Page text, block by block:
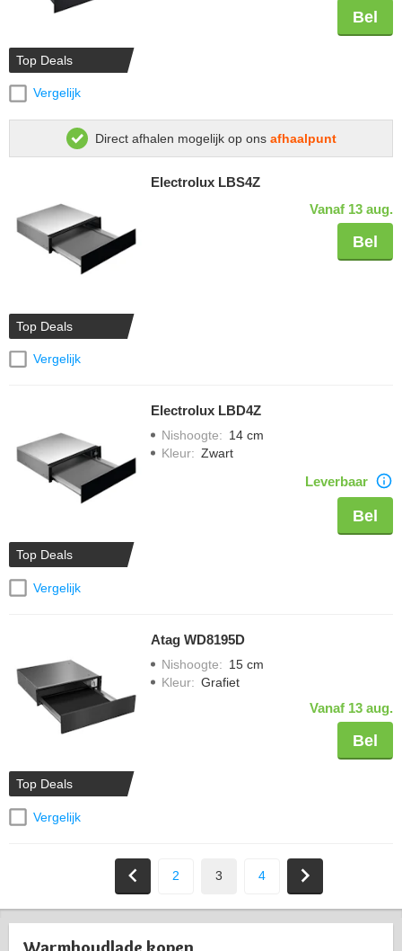
Top Deals
Vergelijk
Bel
Direct afhalen mogelijk op ons afhaalpunt
Top Deals
Vergelijk
Electrolux LBS4Z
Vanaf 13 aug.
Bel
Top Deals
Vergelijk
Electrolux LBD4Z
Nishoogte: 14 cm
Kleur: Zwart
Leverbaar
Bel
Top Deals
Vergelijk
Atag WD8195D
Nishoogte: 15 cm
Kleur: Grafiet
Vanaf 13 aug.
Bel
2 3 4
Warmhoudlade kopen